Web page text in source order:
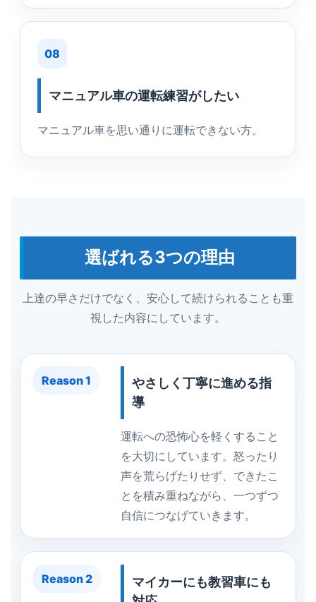
08
マニュアル車の運転練習がしたい
マニュアル車を思い通りに運転できない方。
選ばれる3つの理由
上達の早さだけでなく、安心して続けられることも重
視した内容にしています。
Reason 1
やさしく丁寧に進める指
導
運転への恐怖心を軽くすること
を大切にしています。怒ったり
声を荒らげたりせず、できたこ
とを積み重ねながら、一つずつ
自信につなげていきます。
Reason 2
マイカーにも教習車にも